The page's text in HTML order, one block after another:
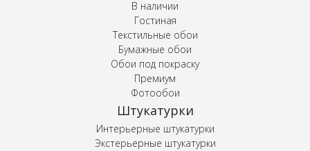
В наличии
Гостиная
Текстильные обои
Бумажные обои
Обои под покраску
Премиум
Фотообои
Штукатурки
Интерьерные штукатурки
Экстерьерные штукатурки